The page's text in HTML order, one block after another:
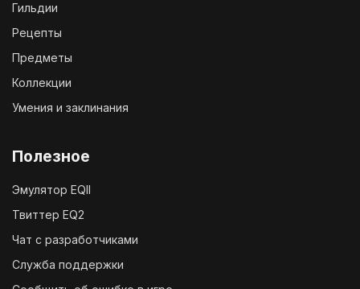
Гильдии
Рецепты
Предметы
Коллекции
Умения и заклинания
Полезное
Эмулятор EQII
Твиттер EQ2
Чат с разработчиками
Служба поддержки